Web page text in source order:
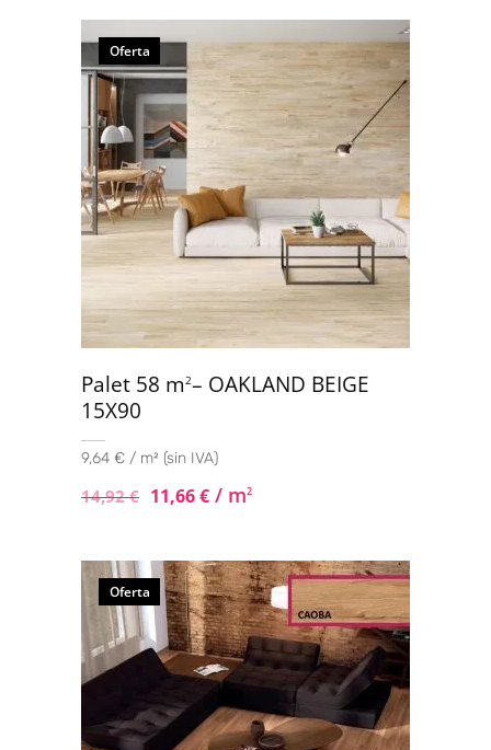
Oferta
Palet 58 m2– OAKLAND BEIGE
15X90
9,64 € / m² (sin IVA)
14,92€ 11,66€ / m2
Oferta